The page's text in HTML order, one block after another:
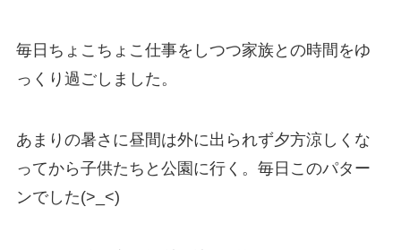
毎日ちょこちょこ仕事をしつつ家族との時間をゆ
っくり過ごしました。
あまりの暑さに昼間は外に出られず夕方涼しくな
ってから子供たちと公園に行く。毎日このパター
ンでした(>_<)